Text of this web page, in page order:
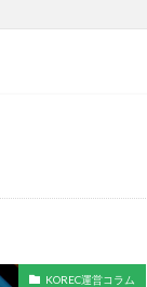
KOREC運営コラム